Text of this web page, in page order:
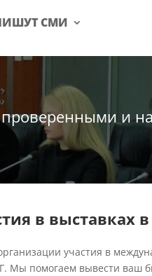
СМИ
проверенными и
в выставках
участия в
Мы помогаем вывести ваш